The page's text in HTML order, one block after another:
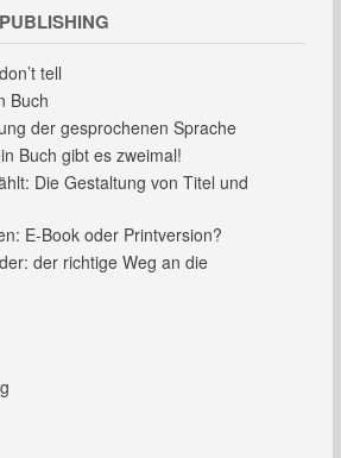
tell
Buch
der gesprochenen Sprache
Buch gibt es zweimal!
Die Gestaltung von Titel und
E-Book oder Printversion?
der richtige Weg an die